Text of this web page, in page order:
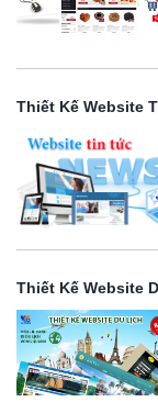
Thiết Kế Website
Thiết Kế Website